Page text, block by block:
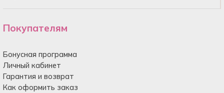
Покупателям
Бонусная программа
Личный кабинет
Гарантия и возврат
Как оформить заказ